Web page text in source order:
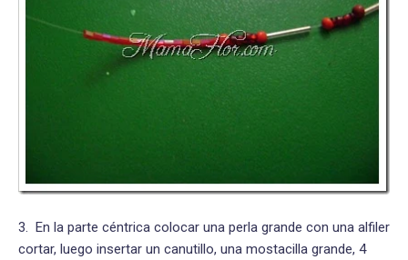
3. En la parte céntrica colocar una perla grande con una alfiler
cortar, luego insertar un canutillo, una mostacilla grande, 4